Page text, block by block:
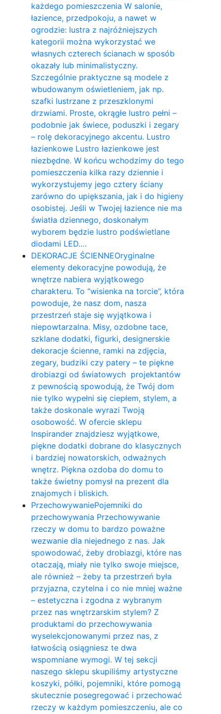
każdego pomieszczenia W salonie,
łazience, przedpokoju, a nawet w
ogrodzie: lustra z najróżniejszych
kategorii można wykorzystać we
własnych czterech ścianach w sposób
okazały lub minimalistyczny.
Szczególnie praktyczne są modele z
wbudowanym oświetleniem, jak np.
szafki lustrzane z przeszklonymi
drzwiami. Proste, okrągłe lustro pełni –
podobnie jak świece, poduszki i zegary
– rolę dekoracyjnego akcentu. Lustro
łazienkowe Lustro łazienkowe jest
niezbędne. W końcu wchodzimy do tego
pomieszczenia kilka razy dziennie i
wykorzystujemy jego cztery ściany
zarówno do upiększania, jak i do higieny
osobistej. Jeśli w Twojej łazience nie ma
światła dziennego, doskonałym
wyborem będzie lustro podświetlane
diodami LED.…
DEKORACJE ŚCIENNEOryginalne
elementy dekoracyjne powodują, że
wnętrze nabiera wyjątkowego
charakteru. To “wisienka na torcie”, która
powoduje, że nasz dom, nasza
przestrzeń staje się wyjątkowa i
niepowtarzalna. Misy, ozdobne tace,
szklane dodatki, figurki, designerskie
dekoracje ścienne, ramki na zdjęcia,
zegary, budziki czy patery – te piękne
drobiazgi od światowych projektantów
z pewnością spowodują, że Twój dom
nie tylko wypełni się ciepłem, stylem, a
także doskonale wyrazi Twoją
osobowość. W ofercie sklepu
Inspirander znajdziesz wyjątkowe,
piękne dodatki dobrane do klasycznych
i bardziej nowatorskich, odważnych
wnętrz. Piękna ozdoba do domu to
także świetny pomysł na prezent dla
znajomych i bliskich.
PrzechowywaniePojemniki do
przechowywania Przechowywanie
rzeczy w domu to bardzo poważne
wezwanie dla niejednego z nas. Jak
spowodować, żeby drobiazgi, które nas
otaczają, miały nie tylko swoje miejsce,
ale również – żeby ta przestrzeń była
przyjazna, czytelna i co nie mniej ważne
– estetyczna i zgodna z wybranym
przez nas wnętrzarskim stylem? Z
produktami do przechowywania
wyselekcjonowanymi przez nas, z
łatwością osiągniesz te dwa
wspomniane wymogi. W tej sekcji
naszego sklepu skupiliśmy artystyczne
koszyki, półki, pojemniki, które pomogą
skutecznie posegregować i przechować
rzeczy w każdym pomieszczeniu, ale co